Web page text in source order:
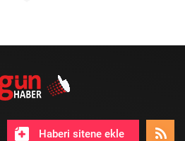
Haberi sitene ekle